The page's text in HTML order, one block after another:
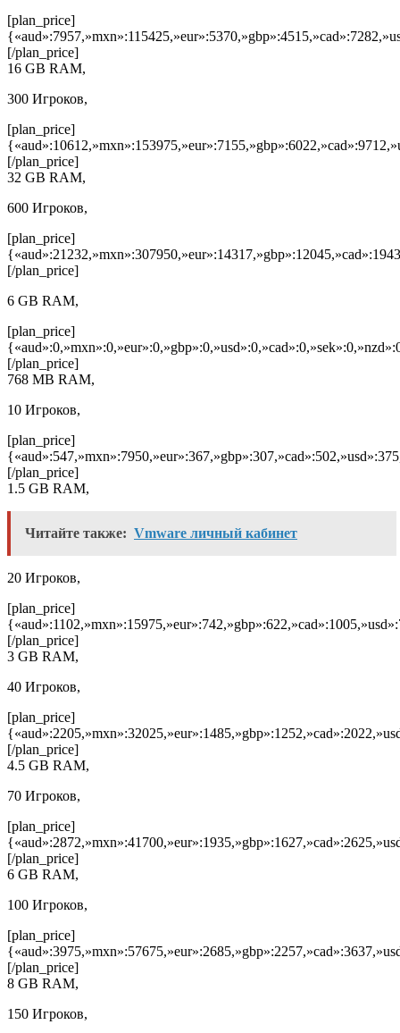
[plan_price]
[/plan_price]
16 GB RAM,
300 Игроков,
[plan_price]
[/plan_price]
32 GB RAM,
600 Игроков,
[plan_price]
[/plan_price]
6 GB RAM,
[plan_price]
[/plan_price]
768 MB RAM,
10 Игроков,
[plan_price]
[/plan_price]
1.5 GB RAM,
Читайте также: Vmware личный кабинет
20 Игроков,
[plan_price]
[/plan_price]
3 GB RAM,
40 Игроков,
[plan_price]
[/plan_price]
4.5 GB RAM,
70 Игроков,
[plan_price]
[/plan_price]
6 GB RAM,
100 Игроков,
[plan_price]
[/plan_price]
8 GB RAM,
150 Игроков,